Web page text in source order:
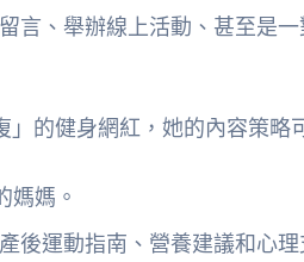
言、舉辦線上活動、甚至是
的健身網紅，她的內容策略
媽媽。
後運動指南、營養建議和心理